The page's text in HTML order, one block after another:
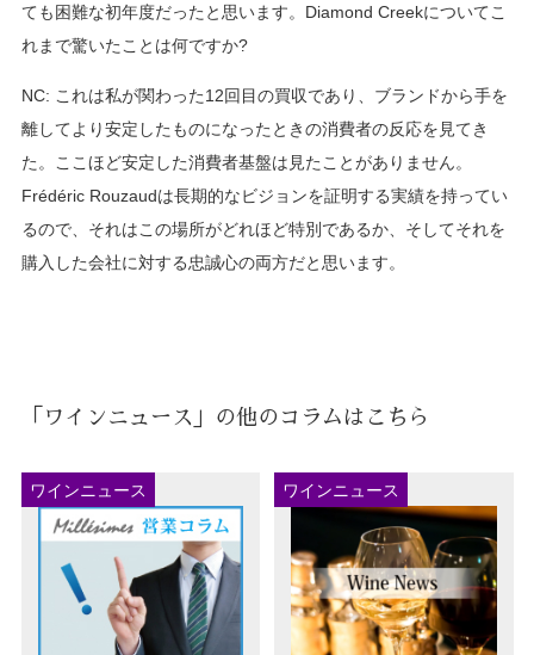
ても困難な初年度だったと思います。Diamond Creekについてこ
れまで驚いたことは何ですか?
NC: これは私が関わった12回目の買収であり、ブランドから手を
離してより安定したものになったときの消費者の反応を見てき
た。ここほど安定した消費者基盤は見たことがありません。
Frédéric Rouzaudは長期的なビジョンを証明する実績を持ってい
るので、それはこの場所がどれほど特別であるか、そしてそれを
購入した会社に対する忠誠心の両方だと思います。
「ワインニュース」の他のコラムはこちら
ワインニュース ワインニュース